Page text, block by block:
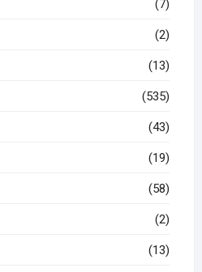
(7)
(2)
(13)
(535)
(43)
(19)
(58)
(2)
(13)